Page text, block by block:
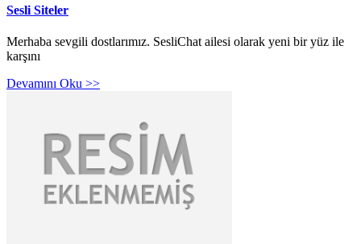
Sesli Siteler
Merhaba sevgili dostlarımız. SesliChat ailesi olarak yeni bir yüz ile
karşını
Devamını Oku >>